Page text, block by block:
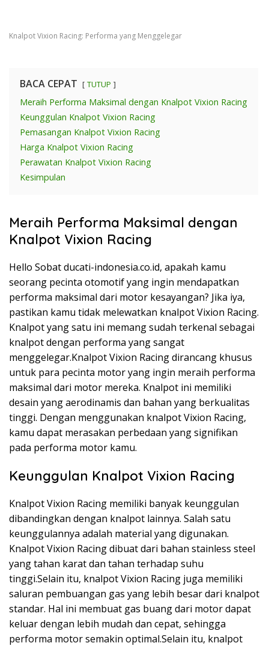
Knalpot Vixion Racing: Performa yang Menggelegar
BACA CEPAT TUTUP
Meraih Performa Maksimal dengan Knalpot Vixion Racing
Keunggulan Knalpot Vixion Racing
Pemasangan Knalpot Vixion Racing
Harga Knalpot Vixion Racing
Perawatan Knalpot Vixion Racing
Kesimpulan
Meraih Performa Maksimal dengan
Knalpot Vixion Racing
Hello Sobat ducati-indonesia.co.id, apakah kamu
seorang pecinta otomotif yang ingin mendapatkan
performa maksimal dari motor kesayangan? Jika iya,
pastikan kamu tidak melewatkan knalpot Vixion Racing.
Knalpot yang satu ini memang sudah terkenal sebagai
knalpot dengan performa yang sangat
menggelegar.Knalpot Vixion Racing dirancang khusus
untuk para pecinta motor yang ingin meraih performa
maksimal dari motor mereka. Knalpot ini memiliki
desain yang aerodinamis dan bahan yang berkualitas
tinggi. Dengan menggunakan knalpot Vixion Racing,
kamu dapat merasakan perbedaan yang signifikan
pada performa motor kamu.
Keunggulan Knalpot Vixion Racing
Knalpot Vixion Racing memiliki banyak keunggulan
dibandingkan dengan knalpot lainnya. Salah satu
keunggulannya adalah material yang digunakan.
Knalpot Vixion Racing dibuat dari bahan stainless steel
yang tahan karat dan tahan terhadap suhu
tinggi.Selain itu, knalpot Vixion Racing juga memiliki
saluran pembuangan gas yang lebih besar dari knalpot
standar. Hal ini membuat gas buang dari motor dapat
keluar dengan lebih mudah dan cepat, sehingga
performa motor semakin optimal.Selain itu, knalpot